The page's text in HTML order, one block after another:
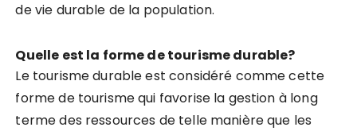
de vie durable de la population.
Quelle est la forme de tourisme durable?
Le tourisme durable est considéré comme cette
forme de tourisme qui favorise la gestion à long
terme des ressources de telle manière que les